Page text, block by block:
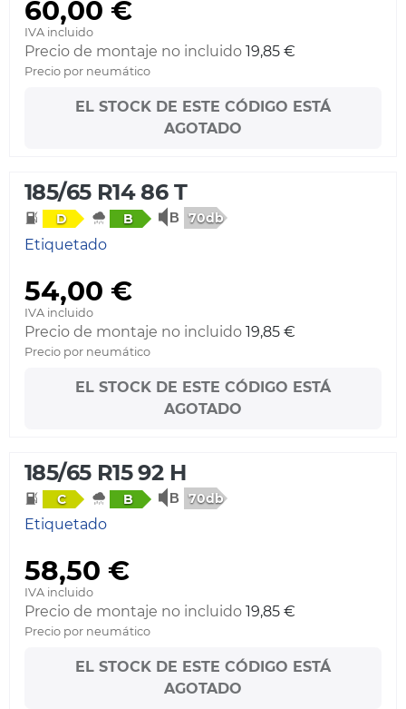
60,00 €
IVA incluido
Precio de montaje no incluido 19,85 €
Precio por neumático
EL STOCK DE ESTE CÓDIGO ESTÁ
AGOTADO
185/65 R14 86 T
D B 70db
Etiquetado
54,00 €
IVA incluido
Precio de montaje no incluido 19,85 €
Precio por neumático
EL STOCK DE ESTE CÓDIGO ESTÁ
AGOTADO
185/65 R15 92 H
C B 70db
Etiquetado
58,50 €
IVA incluido
Precio de montaje no incluido 19,85 €
Precio por neumático
EL STOCK DE ESTE CÓDIGO ESTÁ
AGOTADO